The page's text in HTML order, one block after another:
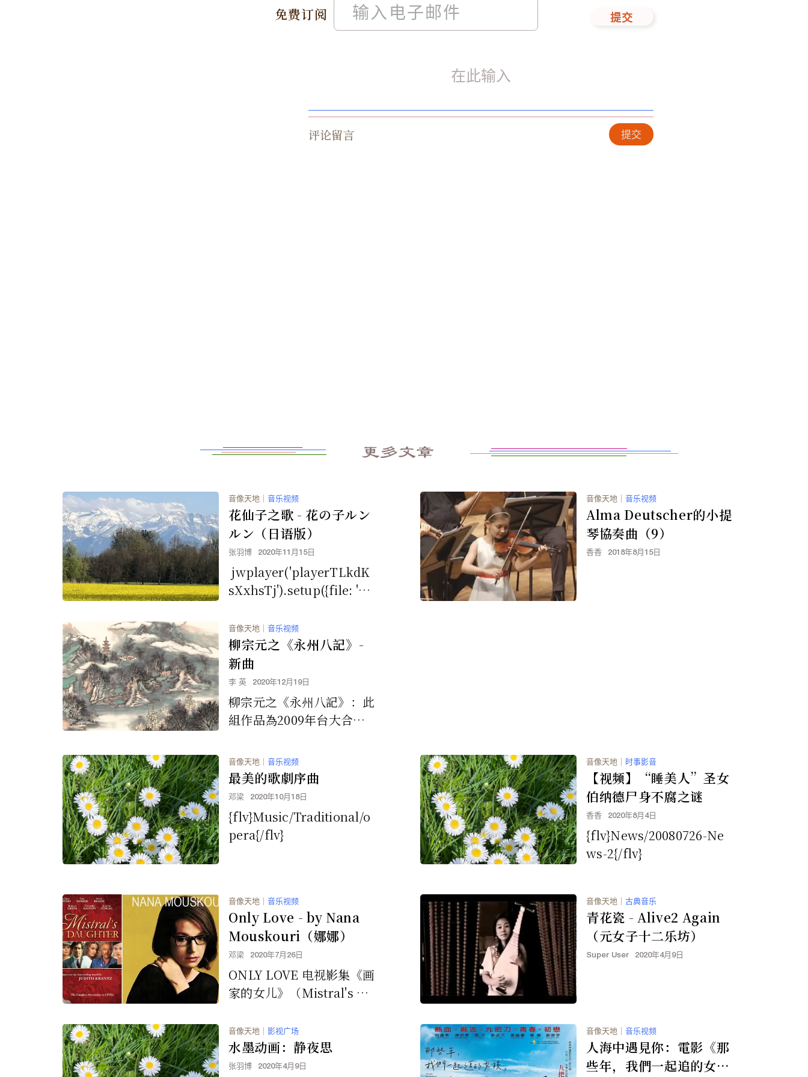
免费订阅 提交
评论留言 提交
更多文章
音像天地 ｜ 音乐视频
花仙子之歌 - 花の子ルン
ルン（日语版）
张羽博 2020年11月15日
jwplayer('playerTLkdK
sXxhsTj').setup({file: 'ht
音像天地 ｜ 音乐视频
Alma Deutscher的小提
琴協奏曲（9）
香香 2018年8月15日
音像天地 ｜ 音乐视频
柳宗元之《永州八記》-
新曲
李 英 2020年12月19日
柳宗元之《永州八記》：此
組作品為2009年台大合唱
師依原作重新闡釋、創作歌
詞，並由劉新誠老師...
音像天地 ｜ 音乐视频
最美的歌劇序曲
邓梁 2020年10月18日
{flv}Music/Traditional/o
pera{/flv}
音像天地 ｜ 时事影音
【视频】“睡美人”圣女
伯纳德尸身不腐之谜
香香 2020年8月4日
{flv}News/20080726-Ne
ws-2{/flv}
音像天地 ｜ 音乐视频
Only Love - by Nana
Mouskouri（娜娜）
邓梁 2020年7月26日
ONLY LOVE 电视影集《画
家的女儿》（Mistral's Da
音像天地 ｜ 古典音乐
青花瓷 - Alive2 Again
（元女子十二乐坊）
Super User 2020年4月9日
音像天地 ｜ 影视广场
水墨动画：静夜思
张羽博 2020年4月9日
音像天地 ｜ 音乐视频
人海中遇見你：電影《那
些年，我們一起追的女